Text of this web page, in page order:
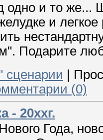
одно и то же...
и
Подарите
сценарии
(0)
- 20ххг.
Года,